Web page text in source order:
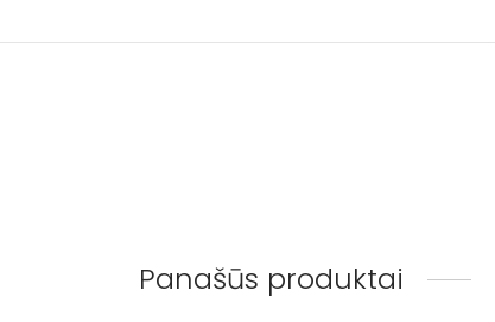
Panašūs produktai